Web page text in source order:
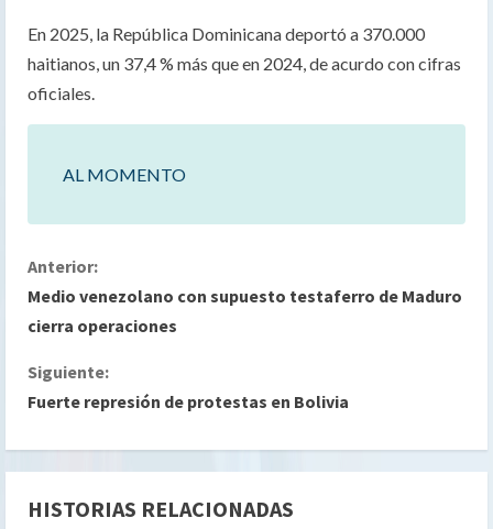
En 2025, la República Dominicana deportó a 370.000
haitianos, un 37,4 % más que en 2024, de acurdo con cifras
oficiales.
AL MOMENTO
S
i
g
u
e
l
Anterior:
Medio venezolano con supuesto testaferro de Maduro
cierra operaciones
Siguiente:
Fuerte represión de protestas en Bolivia
HISTORIAS RELACIONADAS